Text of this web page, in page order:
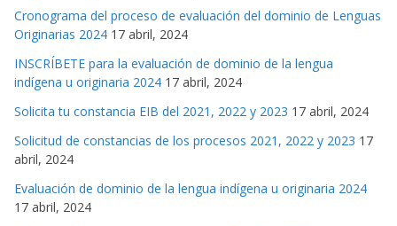
Cronograma del proceso de evaluación del dominio de Lenguas
Originarias 2024 17 abril, 2024
INSCRÍBETE para la evaluación de dominio de la lengua
indígena u originaria 2024 17 abril, 2024
Solicita tu constancia EIB del 2021, 2022 y 2023 17 abril, 2024
Solicitud de constancias de los procesos 2021, 2022 y 2023 17
abril, 2024
Evaluación de dominio de la lengua indígena u originaria 2024
17 abril, 2024